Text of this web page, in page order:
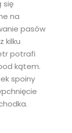
się
na
pasów
kilku
potrafi
kątem.
spoiny